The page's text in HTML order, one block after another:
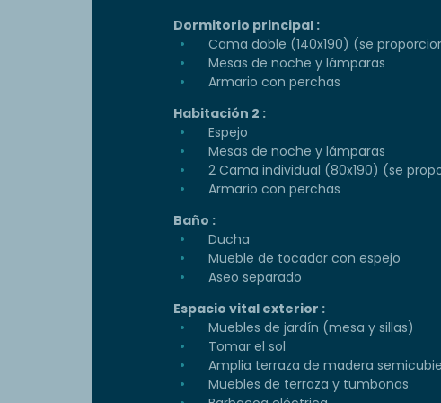
Dormitorio principal :
Cama doble (140x190) (se
Mesas de noche y lámparas
Armario con perchas
Habitación 2 :
Espejo
Mesas de noche y lámparas
2 Cama individual (80x190) (se
Armario con perchas
Baño :
Ducha
Mueble de tocador con espejo
Aseo separado
Espacio vital exterior :
Muebles de jardín (mesa y sillas)
Tomar el sol
Amplia terraza de madera
Muebles de terraza y tumbonas